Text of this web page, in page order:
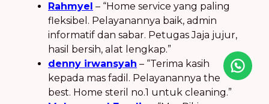
Rahmyel – “Home service yang paling
fleksibel. Pelayanannya baik, admin
informatif dan sabar. Petugas Jaja jujur,
hasil bersih, alat lengkap.”
denny irwansyah – “Terima kasih
kepada mas fadil. Pelayanannya the
best. Home steril no.1 untuk cleaning.”
Icon